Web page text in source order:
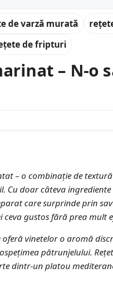
de varză murată
de fripturi
– N-o
– o combinație de
doar câteva ingrediente
caresurprinde prin
ceva gustos fără prea mult
vinetelor o aromă
pătrunjelului.
dintr-un platou